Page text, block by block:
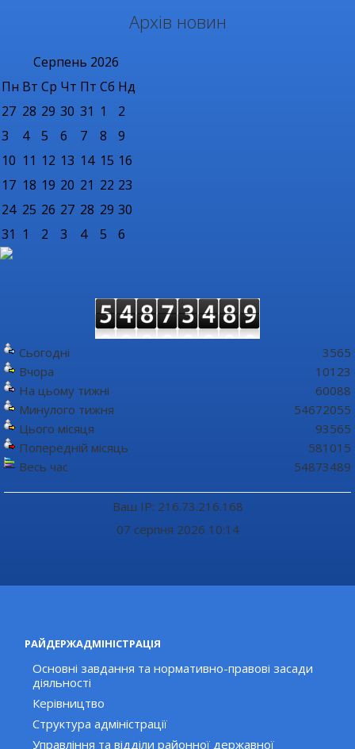
Архів новин
Серпень 2026
Пн Вт Ср Чт Пт Сб Нд
27 28 29 30 31 1
2
3
4 5 6 7 8
9
10 11 12 13 14 15 16
17 18 19 20 21 22 23
24 25 26 27 28 29 30
31 1 2 3 4 5 6
Сьогодні
Вчора
На цьому тижні
Минулого тижня
Цього місяця
Попередній місяць
Весь час
3565
10123
60088
54672055
93565
581015
54873489
Ваш IP: 216.73.216.168
07 серпня 2026 10:14
РАЙДЕРЖАДМІНІСТРАЦІЯ
Основні завдання та нормативно-правові засади
діяльності
Керівництво
Структура адміністрації
Управління та відділи районної державної